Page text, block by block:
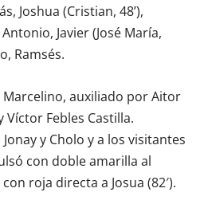
Joshua (Cristian, 48’),
Javier (José María,
Ramsés.
Marcelino, auxiliado por Aitor
Febles Castilla.
y Cholo y a los visitantes
con doble amarilla al
roja directa a Josua (82′).